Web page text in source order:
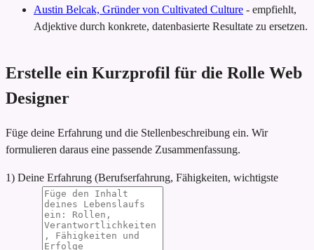
Austin Belcak, Gründer von Cultivated Culture - empfiehlt,
Adjektive durch konkrete, datenbasierte Resultate zu ersetzen.
Erstelle ein Kurzprofil für die Rolle Web
Designer
Füge deine Erfahrung und die Stellenbeschreibung ein. Wir
formulieren daraus eine passende Zusammenfassung.
1) Deine Erfahrung (Berufserfahrung, Fähigkeiten, wichtigste